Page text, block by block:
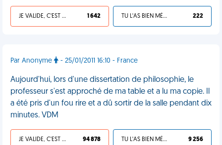
JE VALIDE, C'EST UNE VDM 1 642 TU L'AS BIEN MÉRITÉ 222
Par Anonyme - 25/01/2011 16:10 - France
Aujourd'hui, lors d'une dissertation de philosophie, le
professeur s'est approché de ma table et a lu ma copie. Il
a été pris d'un fou rire et a dû sortir de la salle pendant dix
minutes. VDM
JE VALIDE, C'EST UNE VDM 94 878 TU L'AS BIEN MÉRITÉ 9 256